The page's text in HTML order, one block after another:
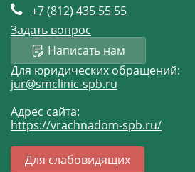
+7 (812) 435 55 55
Задать вопрос
Написать нам
Для юридических обращений:
jur@smclinic-spb.ru
Адрес сайта:
https://vrachnadom-spb.ru/
Для слабовидящих